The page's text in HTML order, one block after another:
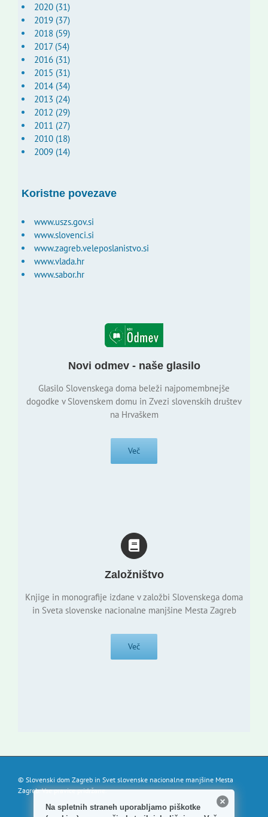
2020 (31)
2019 (37)
2018 (59)
2017 (54)
2016 (31)
2015 (31)
2014 (34)
2013 (24)
2012 (29)
2011 (27)
2010 (18)
2009 (14)
Koristne povezave
www.uszs.gov.si
www.slovenci.si
www.zagreb.veleposlanistvo.si
www.vlada.hr
www.sabor.hr
Novi odmev - naše glasilo
Glasilo Slovenskega doma beleži najpomembnejše
dogodke v Slovenskem domu in Zvezi slovenskih društev
na Hrvaškem
Več
Založništvo
Knjige in monografije izdane v založbi Slovenskega doma
in Sveta slovenske nacionalne manjšine Mesta Zagreb
Več
© Slovenski dom Zagreb in Svet slovenske nacionalne manjšine Mesta
Zagreb. Vse pravice pridržane.
Na spletnih straneh uporabljamo piškotke